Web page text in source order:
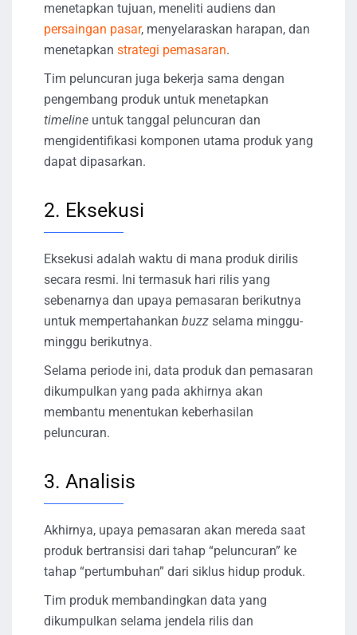
menetapkan tujuan, meneliti audiens dan
persaingan pasar, menyelaraskan harapan, dan
menetapkan strategi pemasaran.
Tim peluncuran juga bekerja sama dengan
pengembang produk untuk menetapkan
timeline untuk tanggal peluncuran dan
mengidentifikasi komponen utama produk yang
dapat dipasarkan.
2. Eksekusi
Eksekusi adalah waktu di mana produk dirilis
secara resmi. Ini termasuk hari rilis yang
sebenarnya dan upaya pemasaran berikutnya
untuk mempertahankan buzz selama minggu-
minggu berikutnya.
Selama periode ini, data produk dan pemasaran
dikumpulkan yang pada akhirnya akan
membantu menentukan keberhasilan
peluncuran.
3. Analisis
Akhirnya, upaya pemasaran akan mereda saat
produk bertransisi dari tahap “peluncuran” ke
tahap “pertumbuhan” dari siklus hidup produk.
Tim produk membandingkan data yang
dikumpulkan selama jendela rilis dan